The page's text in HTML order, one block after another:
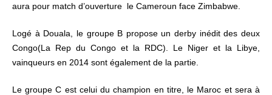
aura pour match d’ouverture le Cameroun face Zimbabwe.
Logé à Douala, le groupe B propose un derby inédit des deux
Congo(La Rep du Congo et la RDC). Le Niger et la Libye,
vainqueurs en 2014 sont également de la partie.
Le groupe C est celui du champion en titre, le Maroc et sera à